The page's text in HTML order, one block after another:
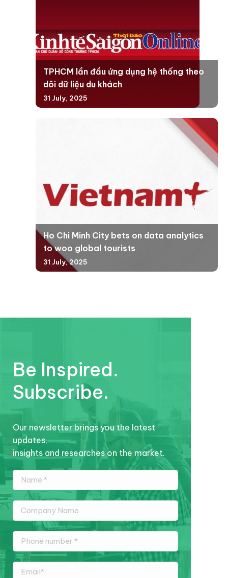
TPHCM lần đầu ứng dụng hệ thống theo
dõi dữ liệu du khách
31 July, 2025
Ho Chi Minh City bets on data analytics
to woo global tourists
31 July, 2025
Be Inspired.
Subscribe.
Our newsletter brings you the latest
updates,
insights and researches on the market.